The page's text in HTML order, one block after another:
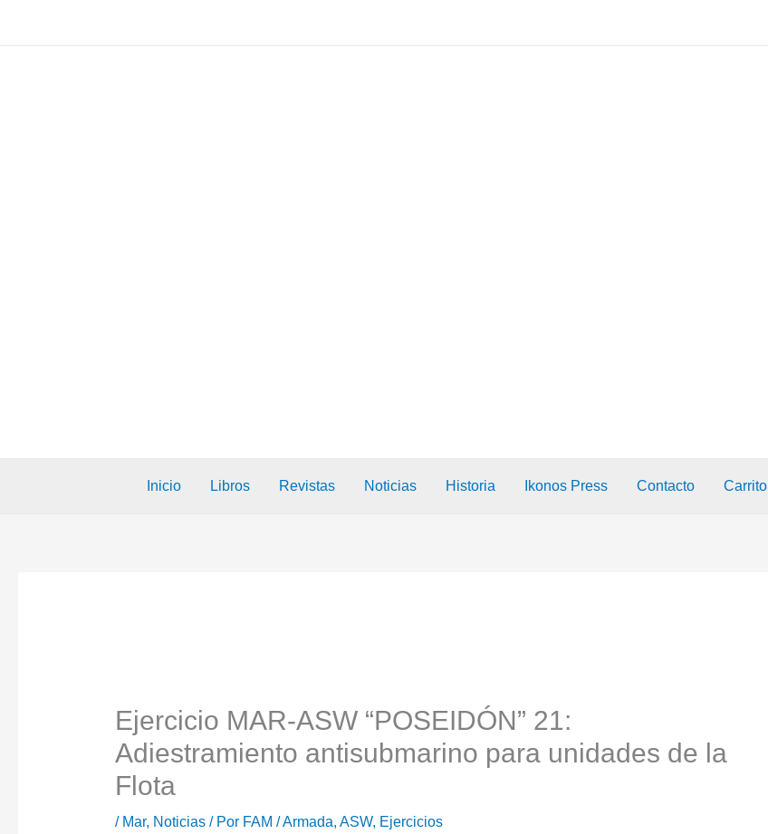
Inicio Libros Revistas Noticias Historia Ikonos Press Contacto Carrito
Ejercicio MAR-ASW “POSEIDÓN” 21:
Adiestramiento antisubmarino para unidades de la
Flota
/ Mar, Noticias/ Por FAM /Armada, ASW, Ejercicios